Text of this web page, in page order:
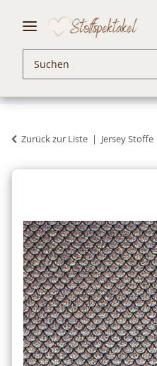
Zurück zur Liste Jersey Stoffe